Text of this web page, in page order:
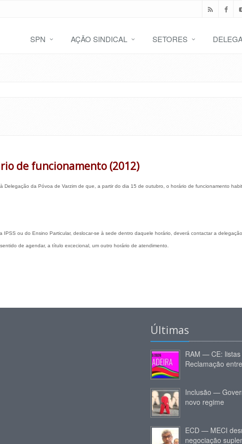
SPN AÇÃO SINDICAL SETORES
de funcionamento (2012)
Delegação da Póvoa de Varzim de que, a partir do dia 15 de outubro, o horário de funcionamento
ou do Ensino Particular, deslocar-se à sede dentro daquele horário, deverá contactar a
de agendar, a título excecional, um outro horário de atendimento.
Últimas
RAM — CE:
Reclamação
Inclusão —
novo regime
ECD — MECI
negociação